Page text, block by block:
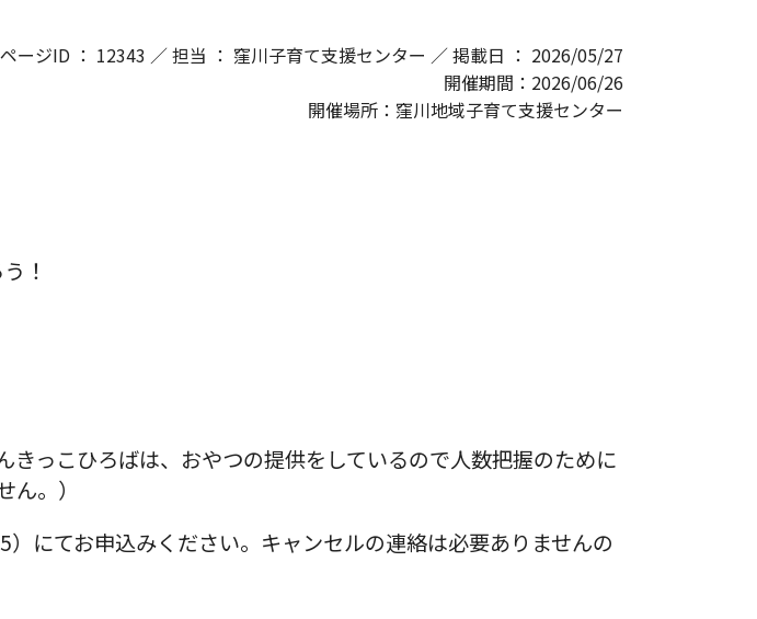
ページID ： 12343 ／ 担当 ： 窪川子育て支援センター ／ 掲載日 ： 2026/05/27
開催期間：2026/06/26
開催場所：窪川地域子育て支援センター
！
きっこひろばは、おやつの提供をしているので人数把握のために
。）
にてお申込みください。キャンセルの連絡は必要ありませんの